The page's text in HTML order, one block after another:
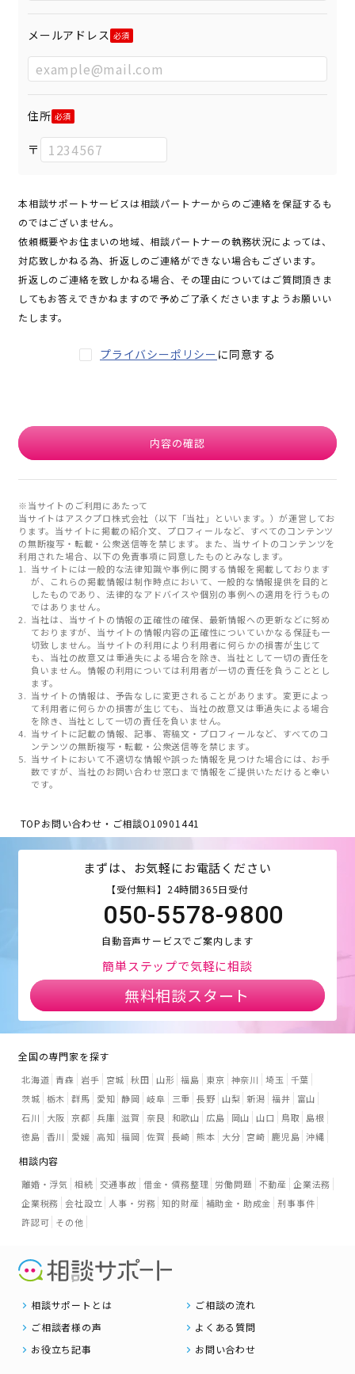
メールアドレス
住所
〒
本相談サポートサービスは相談パートナーからのご連絡を保証するも
のではございません。
依頼概要やお住まいの地域、相談パートナーの執務状況によっては、
対応致しかねる為、折返しのご連絡ができない場合もございます。
折返しのご連絡を致しかねる場合、その理由についてはご質問頂きま
してもお答えできかねますので予めご了承くださいますようお願いい
たします。
プライバシーポリシー に同意する
内容の確認
※当サイトのご利用にあたって
当サイトはアスクプロ株式会社（以下「当社」といいます。）が運営してお
ります。当サイトに掲載の紹介文、プロフィールなど、すべてのコンテンツ
の無断複写・転載・公衆送信等を禁じます。また、当サイトのコンテンツを
利用された場合、以下の免責事項に同意したものとみなします。
当サイトには一般的な法律知識や事例に関する情報を掲載しております
が、これらの掲載情報は制作時点において、一般的な情報提供を目的と
したものであり、法律的なアドバイスや個別の事例への適用を行うもの
ではありません。
当社は、当サイトの情報の正確性の確保、最新情報への更新などに努め
ておりますが、当サイトの情報内容の正確性についていかなる保証も一
切致しません。当サイトの利用により利用者に何らかの損害が生じて
も、当社の故意又は重過失による場合を除き、当社として一切の責任を
負いません。情報の利用については利用者が一切の責任を負うこととし
ます。
当サイトの情報は、予告なしに変更されることがあります。変更によっ
て利用者に何らかの損害が生じても、当社の故意又は重過失による場合
を除き、当社として一切の責任を負いません。
当サイトに記載の情報、記事、寄稿文・プロフィールなど、すべてのコ
ンテンツの無断複写・転載・公衆送信等を禁じます。
当サイトにおいて不適切な情報や誤った情報を見つけた場合には、お手
数ですが、当社のお問い合わせ窓口まで情報をご提供いただけると幸い
です。
TOPお問い合わせ・ご相談O10901441
まずは、お気軽にお電話ください
【受付無料】24時間365日受付
050-5578-9800
自動音声サービスでご案内します
簡単ステップで気軽に相談
無料相談スタート
全国の専門家を探す
北海道 青森 岩手 宮城 秋田 山形 福島 東京 神奈川 埼玉
千葉
茨城 栃木 群馬 愛知 静岡 岐阜 三重 長野 山梨 新潟 福井
富山
石川
大阪 京都 兵庫 滋賀 奈良 和歌山 広島 岡山 山口 鳥取
島根
徳島 香川 愛媛 高知 福岡 佐賀 長崎 熊本 大分 宮崎 鹿児島 沖縄
相談内容
離婚・浮気 相続 交通事故 借金・債務整理 労働問題 不動産 企業法務
企業税務 会社設立 人事・労務 知的財産 補助金・助成金 刑事事件
許認可 その他
相談サポートとは
ご相談の流れ
ご相談者様の声
よくある質問
お役立ち記事
お問い合わせ